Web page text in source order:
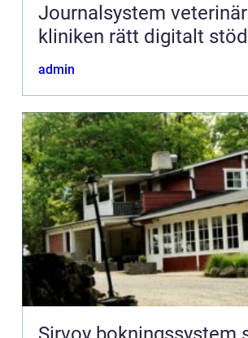
Journalsystem veterinär så väljer
kliniken rätt digitalt stöd
admin